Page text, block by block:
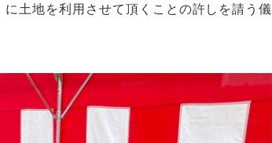
土地を利用させて頂くことの許しを請う儀